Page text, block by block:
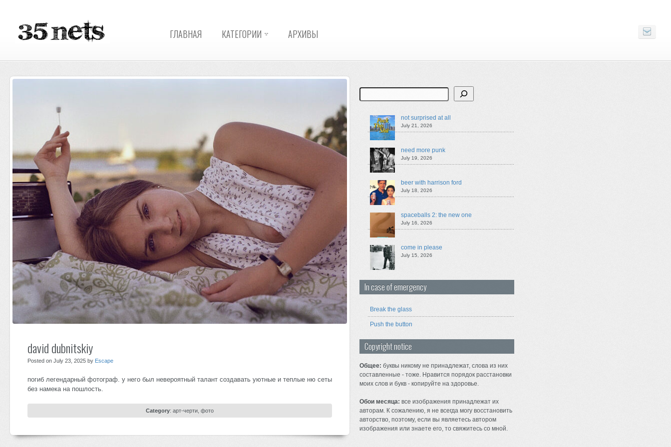
ГЛАВНАЯ КАТЕГОРИИ АРХИВЫ
david dubnitskiy
Posted on July 23, 2025 by Escape
погиб легендарный фотограф. у него был невероятный талант создавать уютные и теплые ню сеты
без намека на пошлость.
Category: арт-черти фото
Search
not surprised at all
July 21, 2026
need more punk
July 19, 2026
beer with harrison ford
July 18, 2026
spaceballs 2: the new one
July 16, 2026
come in please
July 15, 2026
In case of emergency
Break the glass
Push the button
Copyright notice
Общее: буквы никому не принадлежат, слова из них
составленные - тоже. Нравится порядок расстановки
моих слов и букв - копируйте на здоровье.
Обои месяца: все изображения принадлежат их
авторам. К сожалению, я не всегда могу восстановить
авторство, поэтому, если вы являетесь автором
изображения или знаете его, то свяжитесь со мной.